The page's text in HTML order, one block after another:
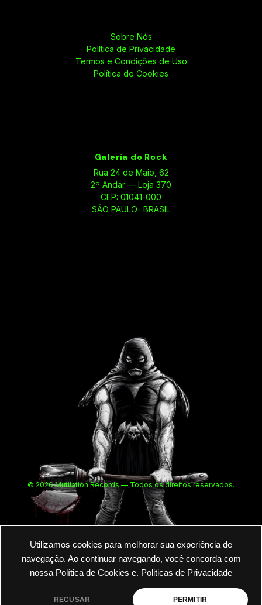
Utilizamos cookies para melhorar sua experiência de
navegação. Ao continuar navegando, você concorda com
nossa Política de Cookies e. Politicas de Privacidade
RECUSAR PERMITIR
Sobre Nós
Política de Privacidade
Termos e Condições de Uso
Política de Cookies
Galeria do Rock
Rua 24 de Maio, 62
2º Andar — Loja 370
CEP: 01041-000
SÃO PAULO- BRASIL
© 2026 Mutilation Records — Todos os direitos reservados.